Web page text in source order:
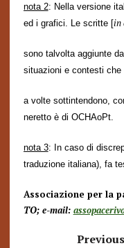
nota 2: Nella versione
ed i grafici. Le scritte[in
sono talvolta aggiunte
situazioni e contesti che
a volte sottintendono,
neretto è di OCHAoPt.
nota 3: In caso di
traduzione italiana), fa
Associazione per la
TO; e-mail: